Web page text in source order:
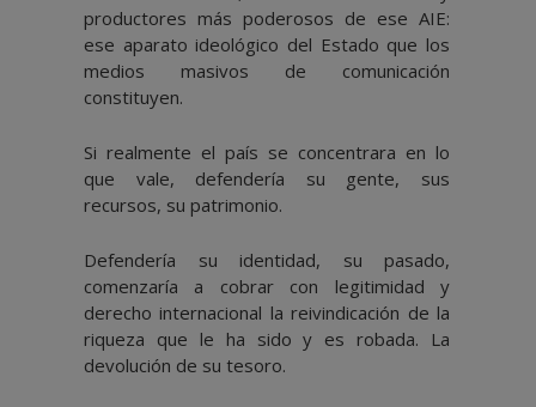
productores más poderosos de ese AIE:
ese aparato ideológico del Estado que los
medios masivos de comunicación
constituyen.
Si realmente el país se concentrara en lo
que vale, defendería su gente, sus
recursos, su patrimonio.
Defendería su identidad, su pasado,
comenzaría a cobrar con legitimidad y
derecho internacional la reivindicación de la
riqueza que le ha sido y es robada. La
devolución de su tesoro.